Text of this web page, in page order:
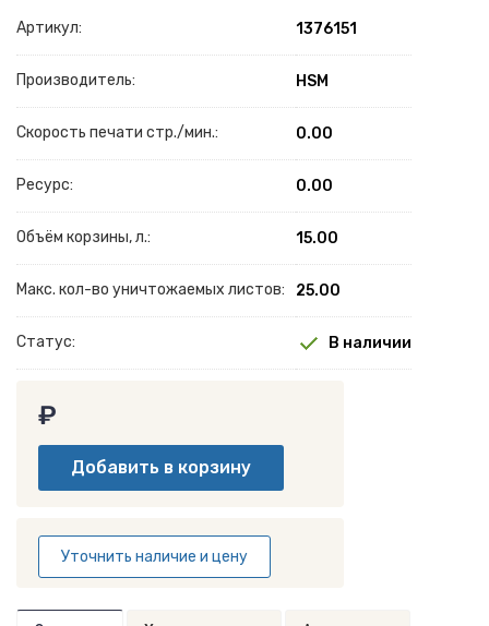
Артикул: 1376151
Производитель: HSM
Скорость печати стр./мин.: 0.00
Ресурс: 0.00
Объём корзины, л.: 15.00
Макс. кол-во уничтожаемых листов: 25.00
Статус: В наличии
₽
Уточнить наличие и цену